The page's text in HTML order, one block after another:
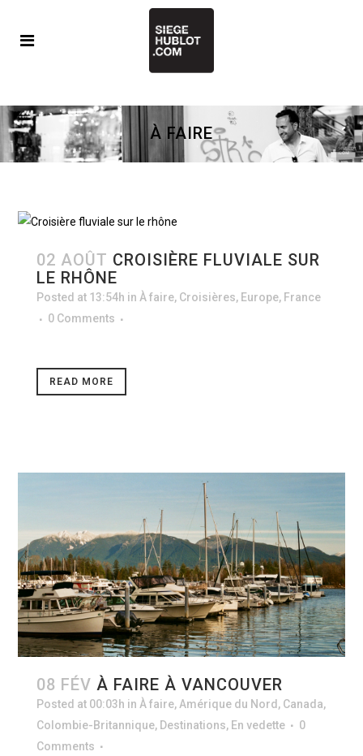
À FAIRE
02 AOÛT CROISIÈRE FLUVIALE SUR
LE RHÔNE
Posted at 13:54h in À faire, Croisières, Europe, France
0 Comments
READ MORE
08 FÉV À FAIRE À VANCOUVER
Posted at 00:03h in À faire, Amérique du Nord, Canada,
Colombie-Britannique, Destinations, En vedette
0
Comments